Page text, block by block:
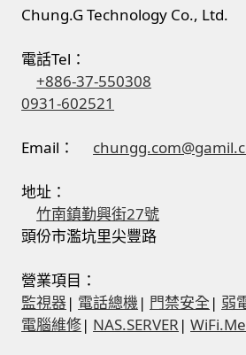
Chung.G Technology Co., Ltd.
電話Tel：
+886-37-550308
0931-602521
Email：
地址：
竹南鎮勤興街27號
頭份市濫坑里尖豐路
營業項目：
監視器| 電話總機| 門禁安全 | 弱
電腦維修| NAS.SERVER |